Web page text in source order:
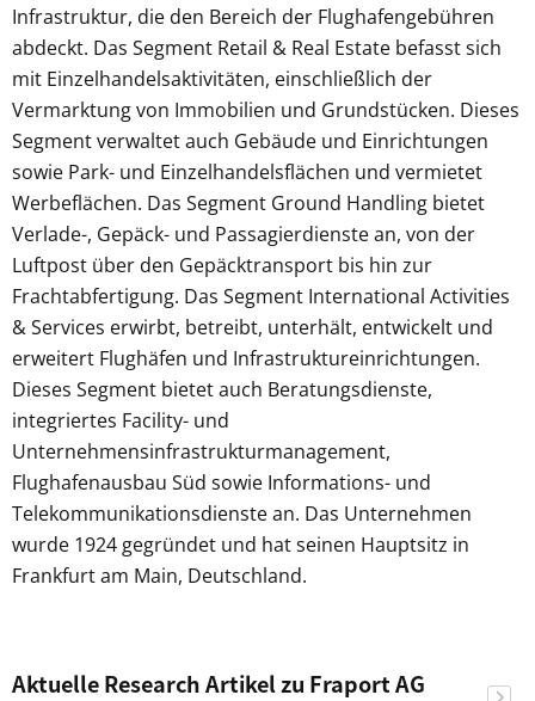
Infrastruktur, die den Bereich der Flughafengebühren
abdeckt. Das Segment Retail & Real Estate befasst sich
mit Einzelhandelsaktivitäten, einschließlich der
Vermarktung von Immobilien und Grundstücken. Dieses
Segment verwaltet auch Gebäude und Einrichtungen
sowie Park- und Einzelhandelsflächen und vermietet
Werbeflächen. Das Segment Ground Handling bietet
Verlade-, Gepäck- und Passagierdienste an, von der
Luftpost über den Gepäcktransport bis hin zur
Frachtabfertigung. Das Segment International Activities
& Services erwirbt, betreibt, unterhält, entwickelt und
erweitert Flughäfen und Infrastruktureinrichtungen.
Dieses Segment bietet auch Beratungsdienste,
integriertes Facility- und
Unternehmensinfrastrukturmanagement,
Flughafenausbau Süd sowie Informations- und
Telekommunikationsdienste an. Das Unternehmen
wurde 1924 gegründet und hat seinen Hauptsitz in
Frankfurt am Main, Deutschland.
Aktuelle Research Artikel zu Fraport AG